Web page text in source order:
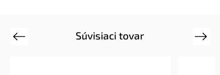
Súvisiaci tovar
Previous Next